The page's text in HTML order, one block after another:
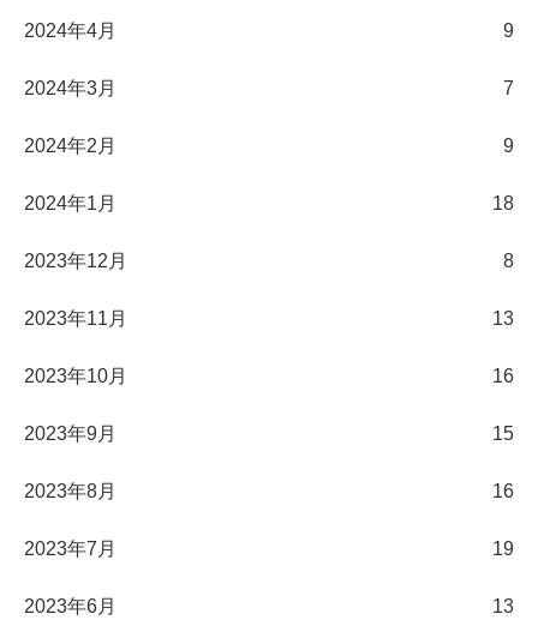
2024年4月 9
2024年3月 7
2024年2月 9
2024年1月 18
2023年12月 8
2023年11月 13
2023年10月 16
2023年9月 15
2023年8月 16
2023年7月 19
2023年6月 13